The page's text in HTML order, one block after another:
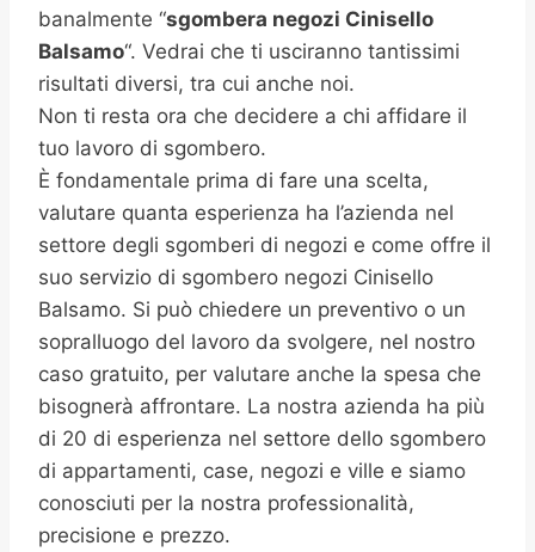
banalmente “sgombera negozi Cinisello
Balsamo“. Vedrai che ti usciranno tantissimi
risultati diversi, tra cui anche noi.
Non ti resta ora che decidere a chi affidare il
tuo lavoro di sgombero.
È fondamentale prima di fare una scelta,
valutare quanta esperienza ha l’azienda nel
settore degli sgomberi di negozi e come offre il
suo servizio di sgombero negozi Cinisello
Balsamo. Si può chiedere un preventivo o un
sopralluogo del lavoro da svolgere, nel nostro
caso gratuito, per valutare anche la spesa che
bisognerà affrontare. La nostra azienda ha più
di 20 di esperienza nel settore dello sgombero
di appartamenti, case, negozi e ville e siamo
conosciuti per la nostra professionalità,
precisione e prezzo.